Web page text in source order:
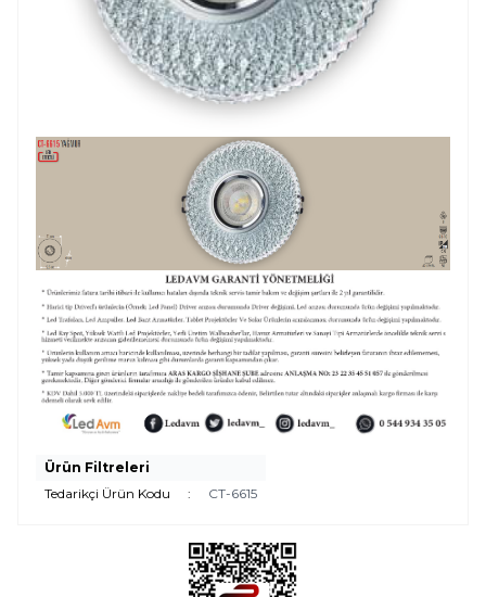
Ürün Filtreleri
Tedarikçi Ürün Kodu
: CT-6615